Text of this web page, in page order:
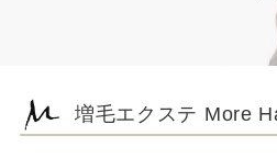
増毛エクステ More